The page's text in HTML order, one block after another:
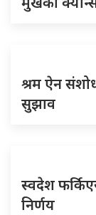
श्रम ऐन
सुझाव
स्वदेश
निर्णय